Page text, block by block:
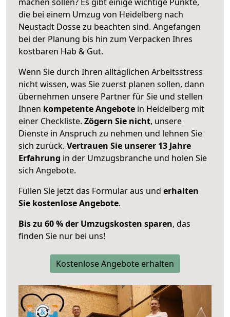
die bei einem Umzug von Heidelberg nach
Neustadt Dosse zu beachten sind. Angefangen
bei der Planung bis hin zum Verpacken Ihres
kostbaren Hab & Gut.
Wenn Sie durch Ihren alltäglichen Arbeitsstress
nicht wissen, was Sie zuerst planen sollen, dann
übernehmen unsere Partner für Sie und stellen
Ihnen kompetente Angebote in Heidelberg mit
einer Checkliste. Zögern Sie nicht, unsere
Dienste in Anspruch zu nehmen und lehnen Sie
sich zurück. Vertrauen Sie unserer 13 Jahre
Erfahrung in der Umzugsbranche und holen Sie
sich Angebote.
Füllen Sie jetzt das Formular aus und erhalten
Sie kostenlose Angebote.
Bis zu 60 % der Umzugskosten sparen, das
finden Sie nur bei uns!
Kostenlose Angebote erhalten